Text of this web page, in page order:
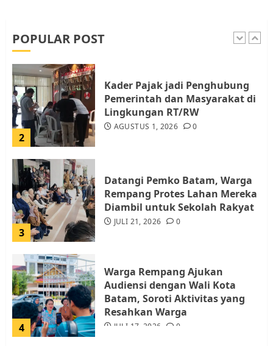
POPULAR POST
1
2
Kader Pajak jadi Penghubung
Pemerintah dan Masyarakat di
Lingkungan RT/RW
AGUSTUS 1, 2026 0
3
Datangi Pemko Batam, Warga
Rempang Protes Lahan Mereka
Diambil untuk Sekolah Rakyat
JULI 21, 2026 0
4
Warga Rempang Ajukan
Audiensi dengan Wali Kota
Batam, Soroti Aktivitas yang
Resahkan Warga
JULI 17, 2026 0